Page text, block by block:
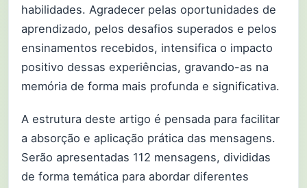
habilidades. Agradecer pelas oportunidades de
aprendizado, pelos desafios superados e pelos
ensinamentos recebidos, intensifica o impacto
positivo dessas experiências, gravando-as na
memória de forma mais profunda e significativa.
A estrutura deste artigo é pensada para facilitar
a absorção e aplicação prática das mensagens.
Serão apresentadas 112 mensagens, divididas
de forma temática para abordar diferentes